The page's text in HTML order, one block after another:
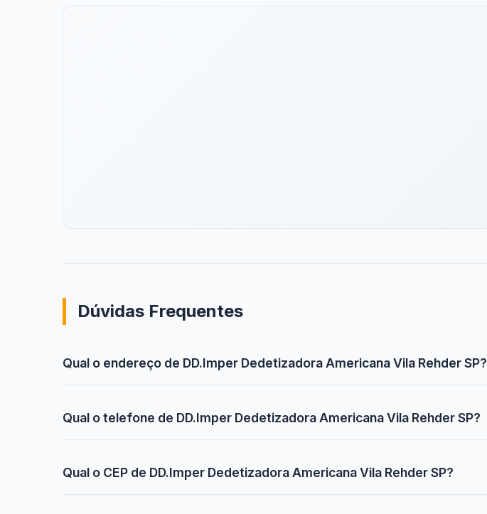
Dúvidas Frequentes
Qual o endereço de DD.Imper Dedetizadora Americana Vila Rehder SP?
Qual o telefone de DD.Imper Dedetizadora Americana Vila Rehder SP?
Qual o CEP de DD.Imper Dedetizadora Americana Vila Rehder SP?